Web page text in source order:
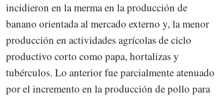
incidieron en la merma en la producción de
banano orientada al mercado externo y, la menor
producción en actividades agrícolas de ciclo
productivo corto como papa, hortalizas y
tubérculos. Lo anterior fue parcialmente atenuado
por el incremento en la producción de pollo para